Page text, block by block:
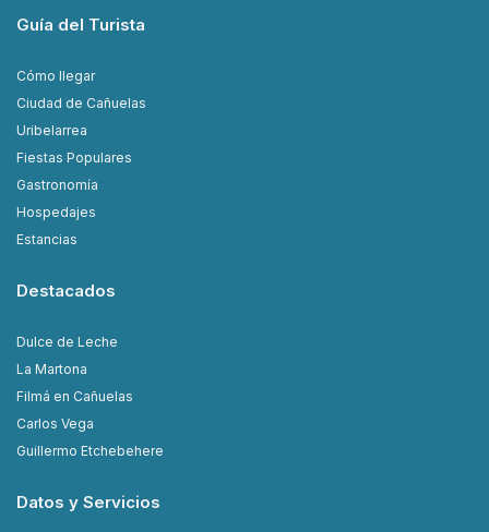
Guía del Turista
Cómo llegar
Ciudad de Cañuelas
Uribelarrea
Fiestas Populares
Gastronomía
Hospedajes
Estancias
Destacados
Dulce de Leche
La Martona
Filmá en Cañuelas
Carlos Vega
Guillermo Etchebehere
Datos y Servicios